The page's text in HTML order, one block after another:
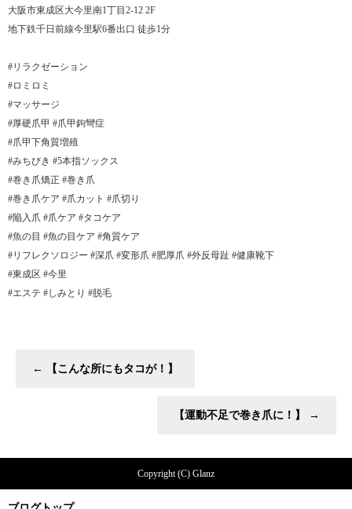
大阪市東成区大今里南1丁目2-12 2F
地下鉄千日前線今里駅6番出口 徒歩1分
#リラクゼーション
#ロミロミ
#マッサージ
#厚硬爪甲 #爪甲鉤彎症
#爪甲下角質増殖
#みちびき #5本指ソックス
#巻き爪矯正 #巻き爪
#巻き爪ケア #爪カット #爪切り
#陥入爪 #爪ケア #タコケア
#魚の目 #魚の目ケア #角質ケア
#リフレクソロジー #深爪 #変形爪 #肥厚爪 #外反母趾 #健康靴下
#東成区 #今里
#エステ #しみとり #脱毛
← 【こんな所にもタコが！】
【運動不足で巻き爪に！】 →
Copyright (C) Glanz